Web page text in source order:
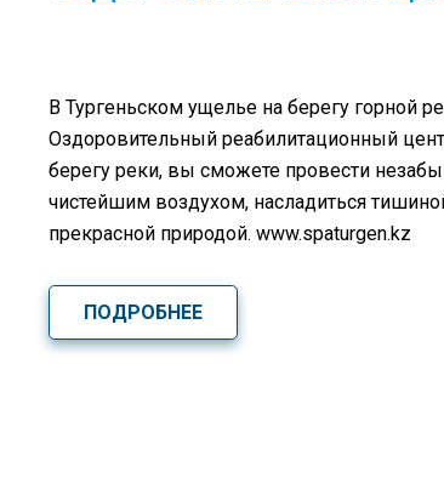
В Тургеньском ущелье на берегу горной
Оздоровительный реабилитационный
берегу реки, вы сможете провести
чистейшим воздухом, насладиться
прекрасной природой. www.spaturgen.kz
ПОДРОБНЕЕ